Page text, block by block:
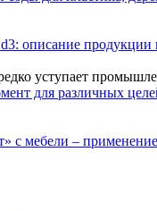
описание продукции
для различных
мебели – применение